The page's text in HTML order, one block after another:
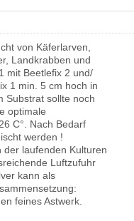
von Käferlarven,
Landkrabben und
mit Beetlefix 2 und/
1 min. 5 cm hoch in
Substrat sollte noch
optimale
C°. Nach Bedarf
werden !
der laufenden Kulturen
Luftzufuhr
kann als
feines Astwerk.